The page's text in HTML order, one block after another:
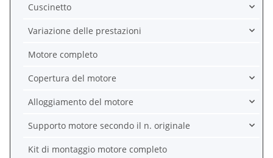
Cuscinetto
Variazione delle prestazioni
Motore completo
Copertura del motore
Alloggiamento del motore
Supporto motore secondo il n. originale
Kit di montaggio motore completo